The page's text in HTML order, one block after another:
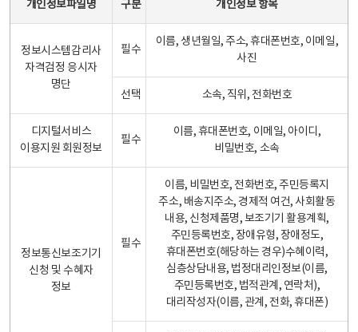
개인정보파일명 구분 개인정보 항목
정보시스템감리사
자격검정 응시자
명단
필수
이름, 생년월일, 주소, 휴대폰번호, 이메일,
사진
선택 소속, 직위, 전화번호
디지털서비스
이용지원 회원정보
필수
이름, 휴대폰번호, 이메일, 아이디,
비밀번호, 소속
정보통신보조기기
신청 및 수혜자
정보
필수
이름, 비밀번호, 전화번호, 주민등록지
주소, 배송지주소, 경제적 여건, 사회활동
내용, 신청제품명, 보조기기 활용계획,
주민등록번호, 장애유형, 장애정도,
휴대폰번호(해당하는 경우)수혜이력,
심층상담내용, 법정대리인정보(이름,
주민등록번호, 법적관계, 연락처),
대리작성자(이름, 관계, 전화, 휴대폰)